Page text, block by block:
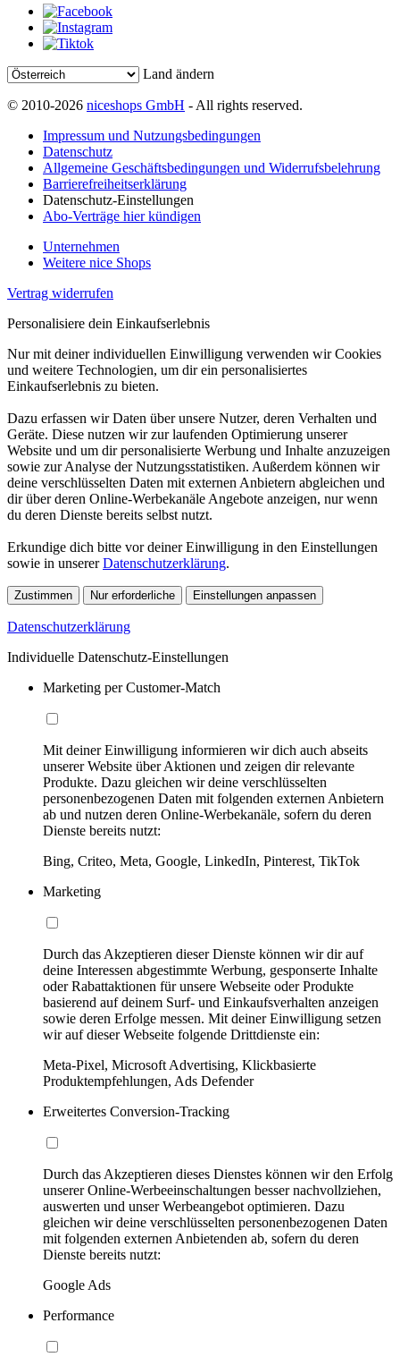
Land ändern
© 2010-2026 niceshops GmbH - All rights reserved.
Impressum und Nutzungsbedingungen
Datenschutz
Allgemeine Geschäftsbedingungen und Widerrufsbelehrung
Barrierefreiheitserklärung
Datenschutz-Einstellungen
Abo-Verträge hier kündigen
Unternehmen
Weitere nice Shops
Vertrag widerrufen
Personalisiere dein Einkaufserlebnis
Nur mit deiner individuellen Einwilligung verwenden wir Cookies
und weitere Technologien, um dir ein personalisiertes
Einkaufserlebnis zu bieten.
Dazu erfassen wir Daten über unsere Nutzer, deren Verhalten und
Geräte. Diese nutzen wir zur laufenden Optimierung unserer
Website und um dir personalisierte Werbung und Inhalte anzuzeigen
sowie zur Analyse der Nutzungsstatistiken. Außerdem können wir
deine verschlüsselten Daten mit externen Anbietern abgleichen und
dir über deren Online-Werbekanäle Angebote anzeigen, nur wenn
du deren Dienste bereits selbst nutzt.
Erkundige dich bitte vor deiner Einwilligung in den Einstellungen
sowie in unsererDatenschutzerklärung.
Zustimmen Nur erforderliche Einstellungen anpassen
Datenschutzerklärung
Individuelle Datenschutz-Einstellungen
Marketing per Customer-Match
Mit deiner Einwilligung informieren wir dich auch abseits
unserer Website über Aktionen und zeigen dir relevante
Produkte. Dazu gleichen wir deine verschlüsselten
personenbezogenen Daten mit folgenden externen Anbietern
ab und nutzen deren Online-Werbekanäle, sofern du deren
Dienste bereits nutzt:
Bing, Criteo, Meta, Google, LinkedIn, Pinterest, TikTok
Marketing
Durch das Akzeptieren dieser Dienste können wir dir auf
deine Interessen abgestimmte Werbung, gesponserte Inhalte
oder Rabattaktionen für unsere Webseite oder Produkte
basierend auf deinem Surf- und Einkaufsverhalten anzeigen
sowie deren Erfolge messen. Mit deiner Einwilligung setzen
wir auf dieser Webseite folgende Drittdienste ein:
Meta-Pixel, Microsoft Advertising, Klickbasierte
Produktempfehlungen, Ads Defender
Erweitertes Conversion-Tracking
Durch das Akzeptieren dieses Dienstes können wir den Erfolg
unserer Online-Werbeeinschaltungen besser nachvollziehen,
auswerten und unser Werbeangebot optimieren. Dazu
gleichen wir deine verschlüsselten personenbezogenen Daten
mit folgenden externen Anbietenden ab, sofern du deren
Dienste bereits nutzt:
Google Ads
Performance